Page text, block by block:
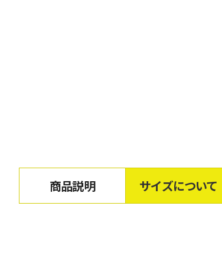
商品説明 サイズについて